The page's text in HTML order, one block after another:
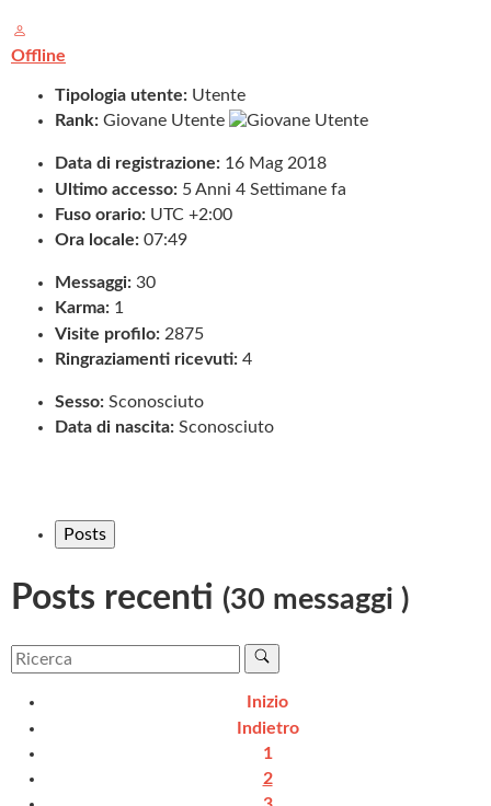
Offline
Tipologia utente: Utente
Rank: Giovane Utente
Data di registrazione: 16 Mag 2018
Ultimo accesso: 5 Anni 4 Settimane fa
Fuso orario: UTC +2:00
Ora locale: 07:49
Messaggi: 30
Karma: 1
Visite profilo: 2875
Ringraziamenti ricevuti: 4
Sesso: Sconosciuto
Data di nascita: Sconosciuto
Posts
Posts recenti (30 messaggi )
Inizio
Indietro
1
2